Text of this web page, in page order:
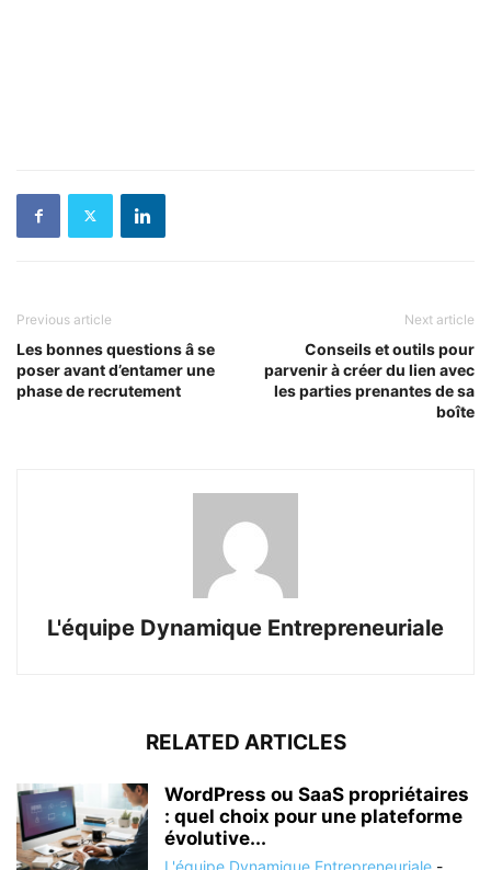
Previous article
Les bonnes questions â se
poser avant d’entamer une
phase de recrutement
Next article
Conseils et outils pour
parvenir à créer du lien avec
les parties prenantes de sa
boîte
L'équipe Dynamique Entrepreneuriale
RELATED ARTICLES
WordPress ou SaaS propriétaires
: quel choix pour une plateforme
évolutive...
L'équipe Dynamique Entrepreneuriale -